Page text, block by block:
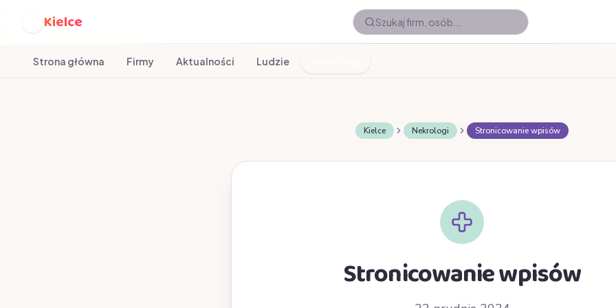
Kielce
Strona główna Firmy Aktualności Ludzie
Kielce Nekrologi Stronicowanie wpisów
Stronicowanie wpisów